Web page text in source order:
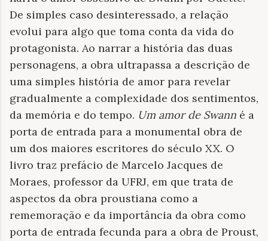
De simples caso desinteressado, a relação
evolui para algo que toma conta da vida do
protagonista. Ao narrar a história das duas
personagens, a obra ultrapassa a descrição de
uma simples história de amor para revelar
gradualmente a complexidade dos sentimentos,
da memória e do tempo. Um amor de Swann é a
porta de entrada para a monumental obra de
um dos maiores escritores do século XX. O
livro traz prefácio de Marcelo Jacques de
Moraes, professor da UFRJ, em que trata de
aspectos da obra proustiana como a
rememoração e da importância da obra como
porta de entrada fecunda para a obra de Proust,